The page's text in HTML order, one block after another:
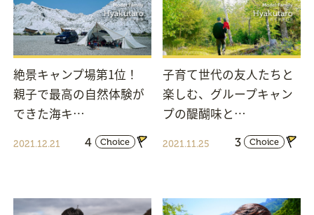
絶景キャンプ場第1位！
親子で最高の自然体験が
できた海キ…
2021.12.21 4 Choice
子育て世代の友人たちと
楽しむ、グループキャン
プの醍醐味と…
2021.11.25 3 Choice